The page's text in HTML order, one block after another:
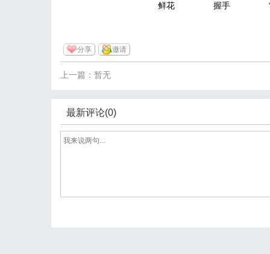
鲜花 握手
分享 邀请
上一篇：暂无
最新评论(0)